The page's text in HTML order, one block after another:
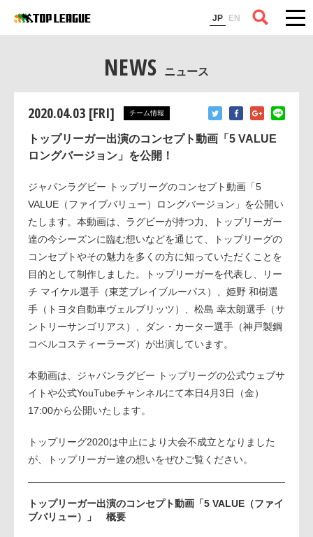
JP EN
コラム
NEWS ニュース
2020.04.03 [FRI] チーム情報
トップリーガー出演のコンセプト動画「5 VALUE
ロングバージョン」を公開！
ジャパンラグビー トップリーグのコンセプト動画「5
VALUE（ファイブバリュー）ロングバージョン」を公開い
たします。本動画は、ラグビーが持つ力、トップリーガー
達の今シーズンに臨む想いなどを通じて、トップリーグの
コンセプトやその魅力を多くの方に知っていただくことを
目的として制作しました。トップリーガーを代表し、リー
チ マイケル選手（東芝ブレイブルーパス）、姫野 和樹選
手（トヨタ自動車ヴェルブリッツ）、松島 幸太朗選手（サ
ントリーサンゴリアス）、ダン・カーター選手（神戸製鋼
コベルコスティーラーズ）が出演しています。
本動画は、ジャパンラグビー トップリーグの公式ウェブサ
イトや公式YouTubeチャンネルにて本日4月3日（金）
17:00から公開いたします。
トップリーグ2020は中止により大会不成立となりました
が、トップリーガー達の想いをぜひご覧ください。
トップリーガー出演のコンセプト動画「5 VALUE（ファイ
ブバリュー）」 概要